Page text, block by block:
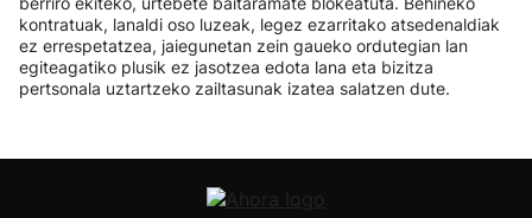
kontratuak, lanaldi oso luzeak, legez ezarritako atsedenaldiak
ez errespetatzea, jaiegunetan zein gaueko ordutegian lan
egiteagatiko plusik ez jasotzea edota lana eta bizitza
pertsonala uztartzeko zailtasunak izatea salatzen dute.